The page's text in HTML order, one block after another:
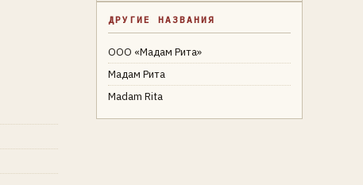
ДРУГИЕ НАЗВАНИЯ
ООО «Мадам Рита»
Мадам Рита
Madam Rita